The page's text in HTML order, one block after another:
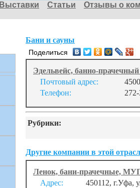
Выставки Статьи
Отзывы о
Бани и сауны
Поделиться
Эдельвейс, банно-
Почтовый адрес:
Телефон:
Рубрики:
Другие компании в этой
Ленок, бани-прачечные,
Адрес:
450112, г.Уфа,